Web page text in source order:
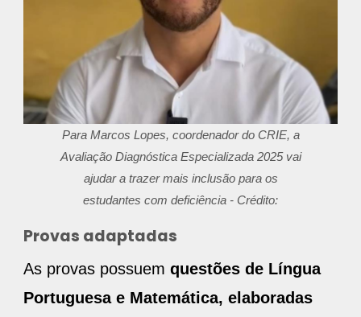
Para Marcos Lopes, coordenador do CRIE, a
Avaliação Diagnóstica Especializada 2025 vai
ajudar a trazer mais inclusão para os
estudantes com deficiência - Crédito:
Provas adaptadas
As provas possuem questões de Língua
Portuguesa e Matemática, elaboradas